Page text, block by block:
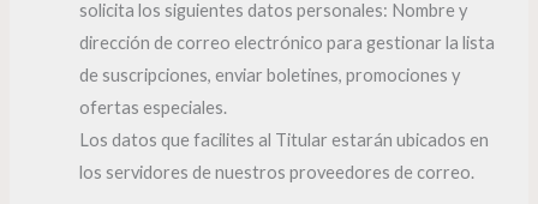
solicita los siguientes datos personales: Nombre y
dirección de correo electrónico para gestionar la lista
de suscripciones, enviar boletines, promociones y
ofertas especiales.
Los datos que facilites al Titular estarán ubicados en
los servidores de nuestros proveedores de correo.